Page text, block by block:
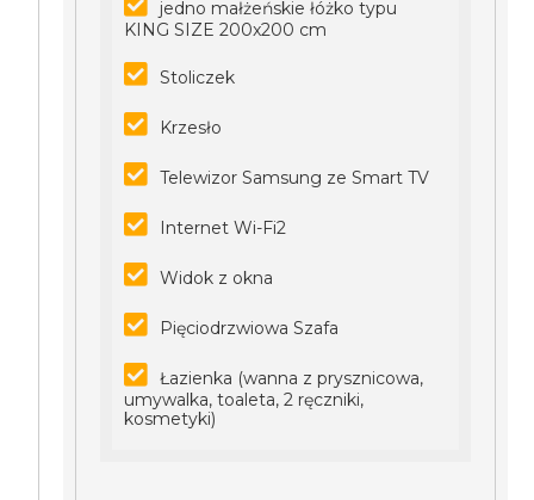
jedno małżeńskie łóżko typu
KING SIZE 200x200 cm
Stoliczek
Krzesło
Telewizor Samsung ze Smart TV
Internet Wi-Fi2
Widok z okna
Pięciodrzwiowa Szafa
Łazienka (wanna z prysznicowa,
umywalka, toaleta, 2 ręczniki,
kosmetyki)